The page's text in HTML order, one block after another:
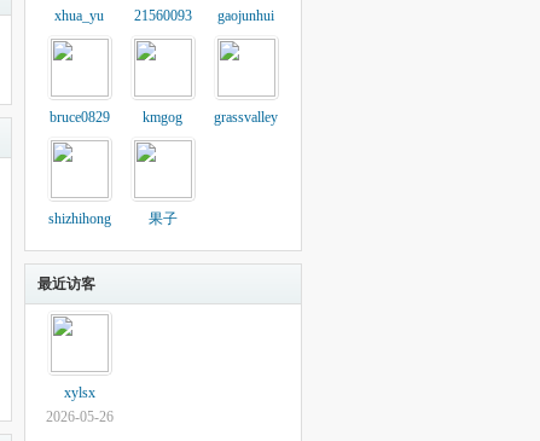
xhua_yu 21560093 gaojunhui
bruce0829 kmgog grassvalley
shizhihong 果子
最近访客
xylsx
2026-05-26